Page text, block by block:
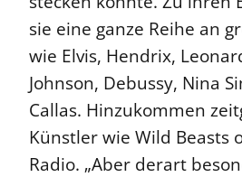
sie eine ganze Reihe an
wie Elvis, Hendrix,
Johnson, Debussy, Nina
Callas. Hinzukommen
Künstler wie Wild Beasts
Radio. „Aber derart